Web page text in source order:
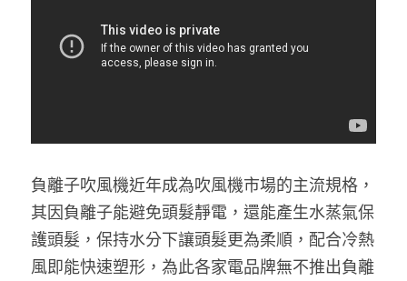
負離子吹風機近年成為吹風機市場的主流規格，
其因負離子能避免頭髮靜電，還能產生水蒸氣保
護頭髮，保持水分下讓頭髮更為柔順，配合冷熱
風即能快速塑形，為此各家電品牌無不推出負離